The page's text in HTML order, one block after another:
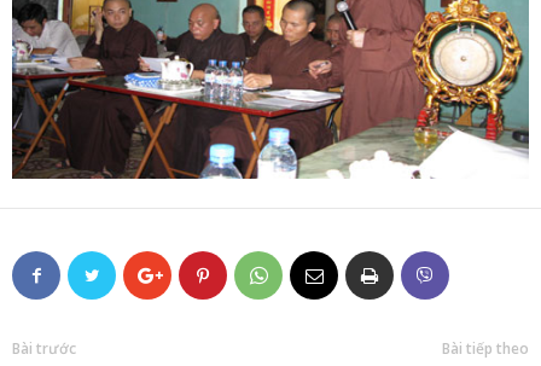
Bài trước Bài tiếp theo